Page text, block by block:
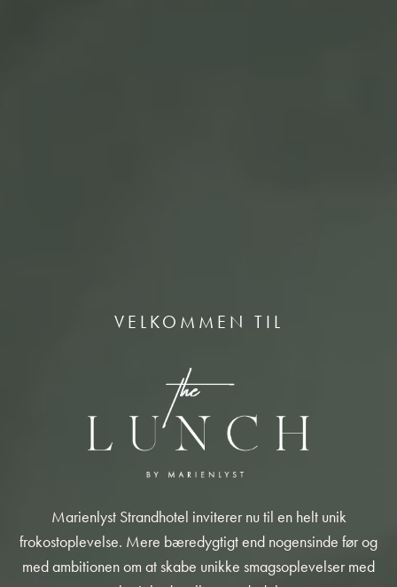
VELKOMMEN TIL
Marienlyst Strandhotel inviterer nu til en helt unik
frokostoplevelse. Mere bæredygtigt end nogensinde før og
med ambitionen om at skabe unikke smagsoplevelser med